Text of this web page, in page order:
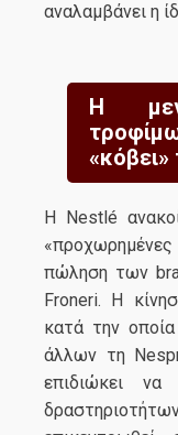
αναλαμβάνει η
Η
Η Nestlé
πώληση των
Froneri. Η
κατά την
άλλων τη
επιδιώκει